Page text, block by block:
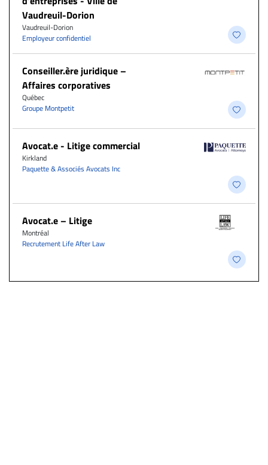
Vaudreuil-Dorion
Vaudreuil-Dorion
Employeur confidentiel
Conseiller.ère juridique –
Affaires corporatives
Québec
Groupe Montpetit
Avocat.e - Litige commercial
Kirkland
Paquette & Associés Avocats Inc
Avocat.e – Litige
Montréal
Recrutement Life After Law